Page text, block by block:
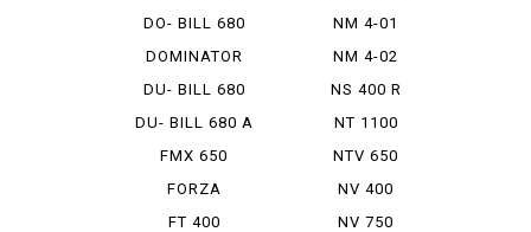
DO- BILL 680
DOMINATOR
DU- BILL 680
DU- BILL 680 A
FMX 650
FORZA
FT 400
750
NM 4-01
NM 4-02
NS 400 R
NT 1100
NTV 650
NV 400
NV 750